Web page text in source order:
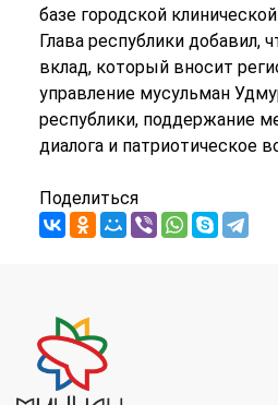
базе городской
Глава республики добавил,
вклад, который вносит
управление мусульман
республики, поддержание
диалога и патриотическое
Поделиться